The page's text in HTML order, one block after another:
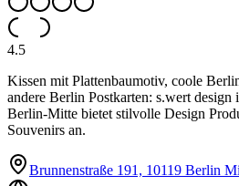
4.5
Kissen mit Plattenbaumotiv, coole
andere Berlin Postkarten: s.wert design
Berlin-Mitte bietet stilvolle Design
Souvenirs an.
Brunnenstraße 191, 10119 Berlin